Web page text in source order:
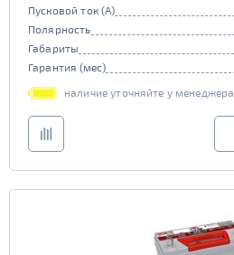
Пусковой ток (А)
Полярность
Габариты
Гарантия (мес)
наличие уточняйте у менеджера